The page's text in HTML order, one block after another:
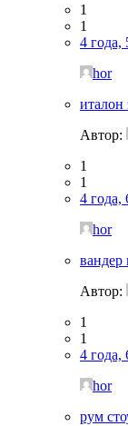
1
1
4 года,
hor
Автор:
1
1
4 года,
hor
вандер
Автор:
1
1
4 года,
hor
рум